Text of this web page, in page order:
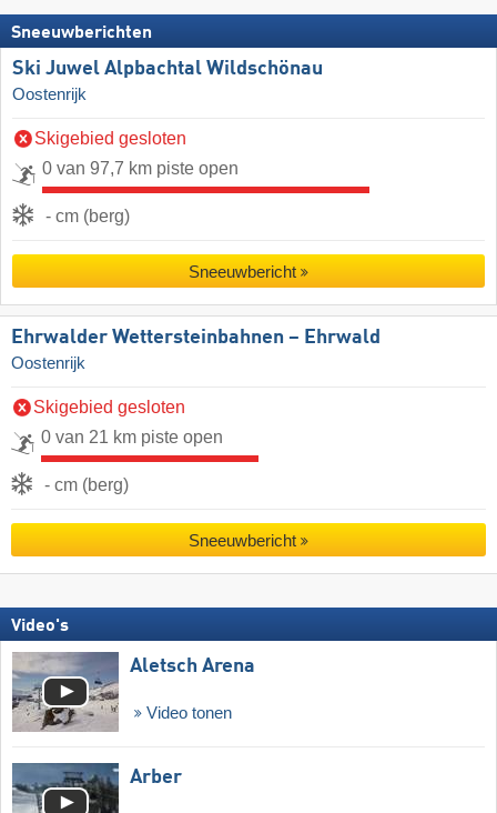
Sneeuwberichten
Ski Juwel Alpbachtal Wildschönau
Oostenrijk
Skigebied gesloten
0 van 97,7 km piste open
- cm (berg)
Sneeuwbericht
Ehrwalder Wettersteinbahnen – Ehrwald
Oostenrijk
Skigebied gesloten
0 van 21 km piste open
- cm (berg)
Sneeuwbericht
Video's
Aletsch Arena
Video tonen
Arber